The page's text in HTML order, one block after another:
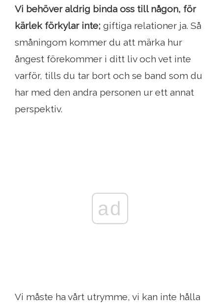
Vi behöver aldrig binda oss till någon, för
kärlek förkylar inte; giftiga relationer ja. Så
småningom kommer du att märka hur
ångest förekommer i ditt liv och vet inte
varför, tills du tar bort och se band som du
har med den andra personen ur ett annat
perspektiv.
ad
Vi måste ha vårt utrymme, vi kan inte hålla